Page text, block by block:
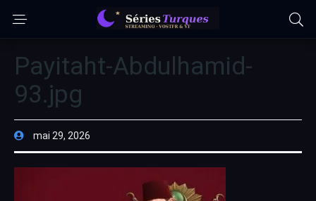
Payitaht-Abdulhamid-
93.jpg
mai 29, 2026